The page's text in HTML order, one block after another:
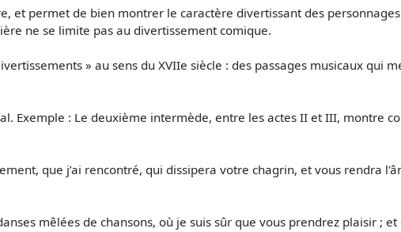
et permet de bien montrer le caractère divertissant des
ne se limite pas au divertissement comique.
» au sens du XVIIe siècle : des passages musicaux qui
Exemple : Le deuxième intermède, entre les actes II et III, montre
que j’ai rencontré, qui dissipera votre chagrin, et vous rendra
mêlées de chansons, où je suis sûr que vous prendrez plaisir ;